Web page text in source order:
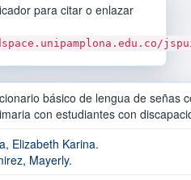
para citar o enlazar
básico de lengua de señas
con estudiantes con
Elizabeth Karina.
Mayerly.